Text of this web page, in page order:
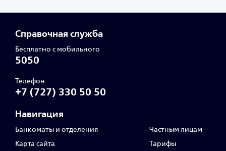
Справочная служба
Бесплатно с мобильного
5050
Телефон
+7 (727) 330 50 50
Навигация
Банкоматы и отделения
Карта сайта
Частным лицам
Тарифы